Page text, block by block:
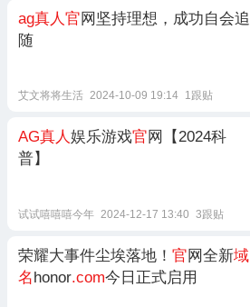
ag真人官网坚持理想，成功自会追
随
艾文将将生活 2024-10-09 19:14 1跟贴
AG真人娱乐游戏官网【2024科
普】
试试嘻嘻嘻今年 2024-12-17 13:40 3跟贴
荣耀大事件尘埃落地！ 官网全新域
名honor.com今日正式启用